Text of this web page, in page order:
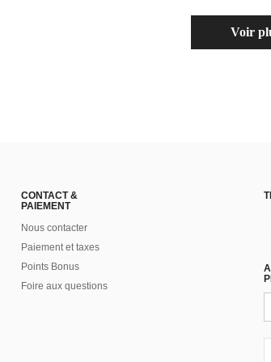
Voir
CONTACT &
PAIEMENT
Nous contacter
Paiement et taxes
Points Bonus
Foire aux questions